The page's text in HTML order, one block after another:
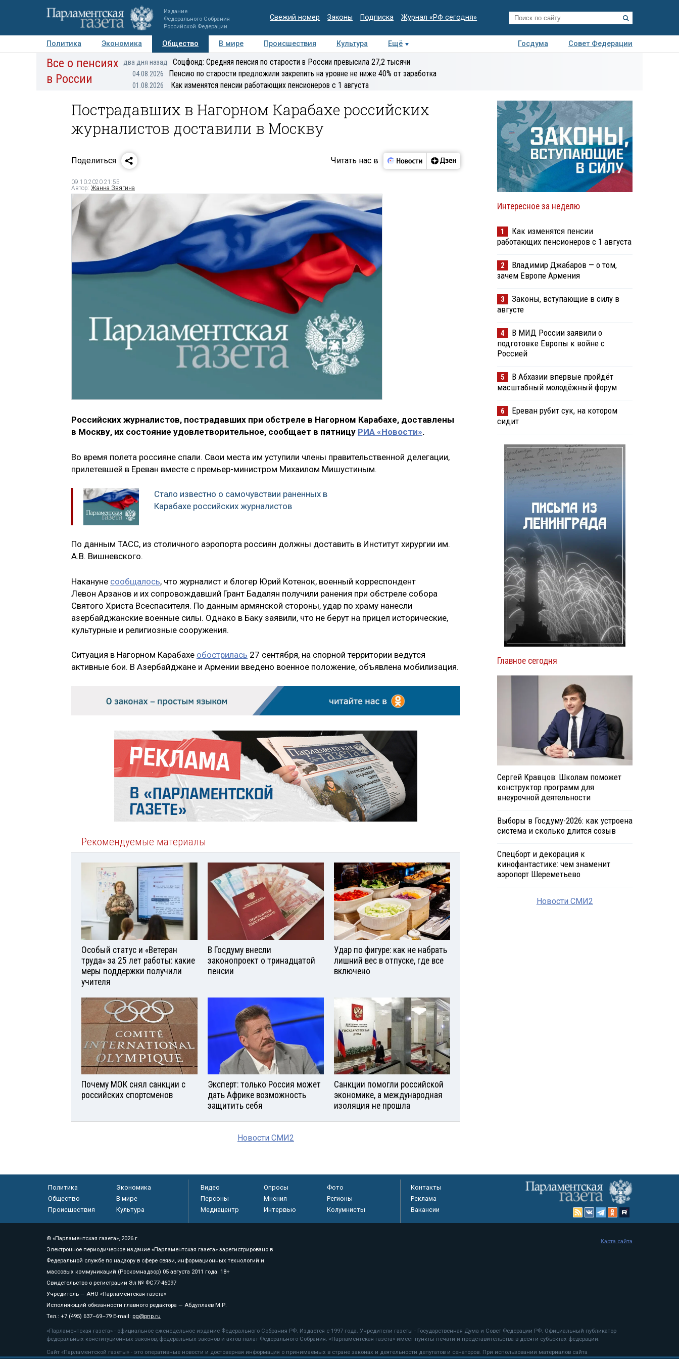
Издание
Федерального Собрания
Российской Федерации
Свежий номер Законы Подписка Журнал «РФ сегодня»
Политика Экономика Общество В мире Происшествия Культура Ещё Госдума
Совет Федерации
Авторы Персоны Мнения Регионы Медиацентр Интервью Колумнисты
Все о пенсиях
в России
два дня назад Соцфонд: Средняя пенсия по старости в России превысила 27,2 тысячи
04.08.2026 Пенсию по старости предложили закрепить на уровне не ниже 40% от заработка
01.08.2026 Как изменятся пенсии работающих пенсионеров с 1 августа
Пострадавших в Нагорном Карабахе российских
журналистов доставили в Москву
Поделиться Читать нас в
09.10.2020 21:55
Автор: Жанна Звягина
Российских журналистов, пострадавших при обстреле в Нагорном Карабахе, доставлены
в Москву, их состояние удовлетворительное, сообщает в пятницу РИА «Новости».
Во время полета россияне спали. Свои места им уступили члены правительственной делегации,
прилетевшей в Ереван вместе с премьер-министром Михаилом Мишустиным.
Стало известно о самочувствии раненных в
Карабахе российских журналистов
По данным ТАСС, из столичного аэропорта россиян должны доставить в Институт хирургии им.
А.В. Вишневского.
Накануне сообщалось, что журналист и блогер Юрий Котенок, военный корреспондент
Левон Арзанов и их сопровождавший Грант Бадалян получили ранения при обстреле собора
Святого Христа Всеспасителя. По данным армянской стороны, удар по храму нанесли
азербайджанские военные силы. Однако в Баку заявили, что не берут на прицел исторические,
культурные и религиозные сооружения.
Ситуация в Нагорном Карабахе обострилась 27 сентября, на спорной территории ведутся
активные бои. В Азербайджане и Армении введено военное положение, объявлена мобилизация.
Рекомендуемые материалы
Особый статус и «Ветеран
труда» за 25 лет работы: какие
меры поддержки получили
учителя
В Госдуму внесли
законопроект о тринадцатой
пенсии
Удар по фигуре: как не набрать
лишний вес в отпуске, где все
включено
Почему МОК снял санкции с
российских спортсменов
Эксперт: только Россия может
дать Африке возможность
защитить себя
Санкции помогли российской
экономике, а международная
изоляция не прошла
Новости СМИ2
Интересное за неделю
1
Как изменятся пенсии
работающих пенсионеров с 1 августа
2
Владимир Джабаров — о том,
зачем Европе Армения
3
Законы, вступающие в силу в
августе
4
В МИД России заявили о
подготовке Европы к войне с
Россией
5
В Абхазии впервые пройдёт
масштабный молодёжный форум
6
Ереван рубит сук, на котором
сидит
Главное сегодня
Сергей Кравцов: Школам поможет
конструктор программ для
внеурочной деятельности
Выборы в Госдуму-2026: как устроена
система и сколько длится созыв
Спецборт и декорация к
кинофантастике: чем знаменит
аэропорт Шереметьево
Новости СМИ2
Политика
Экономика
Общество
В мире
Происшествия
Культура
Видео Опросы
Фото
Персоны
Мнения
Регионы
Медиацентр
Интервью Колумнисты
Контакты
Реклама
Вакансии
© «Парламентская газета», 2026 г.
Электронное периодическое издание «Парламентская газета» зарегистрировано в
Федеральной службе по надзору в сфере связи, информационных технологий и
массовых коммуникаций (Роскомнадзор) 05 августа 2011 года. 18+
Свидетельство о регистрации Эл № ФС77-46097
Учредитель — АНО «Парламентская газета»
Исполняющий обязанности главного редактора — Абдуллаев М.Р.
Тел.: +7 (495) 637–69–79 E-mail: pg@pnp.ru
«Парламентская газета» - официальное еженедельное издание Федерального Собрания РФ. Издается с 1997 года. Учредители газеты - Государственная Дума и Совет Федерации РФ. Официальный публикатор
федеральных конституционных законов, федеральных законов и актов палат Федерального Собрания. «Парламентская газета» имеет пункты печати и представительства в десяти субъектах федерации.
Сайт «Парламентской газеты» - это оперативные новости и достоверная информация о принимаемых в стране законах и деятельности депутатов и сенаторов. При использовании материалов сайта
Карта сайта